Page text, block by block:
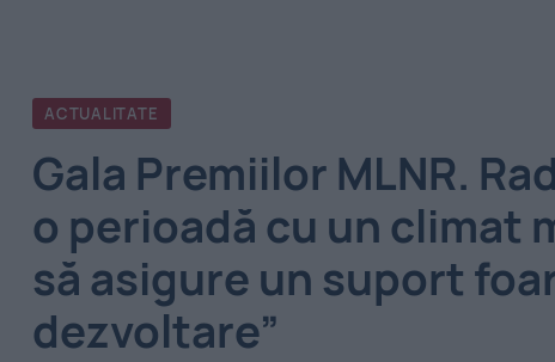
ACTUALITATE
Gala Premiilor MLNR.
o perioadă cu un climat
să asigure un suport
dezvoltare”